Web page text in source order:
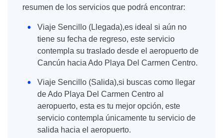
resumen de los servicios que podrá encontrar:
Viaje Sencillo (Llegada),es ideal si aún no
tiene su fecha de regreso, este servicio
contempla su traslado desde el aeropuerto de
Cancún hacia Ado Playa Del Carmen Centro.
Viaje Sencillo (Salida),si buscas como llegar
de Ado Playa Del Carmen Centro al
aeropuerto, esta es tu mejor opción, este
servicio contempla únicamente tu servicio de
salida hacia el aeropuerto.